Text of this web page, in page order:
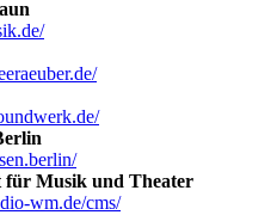
für Musik und Theater
wm.de/cms/